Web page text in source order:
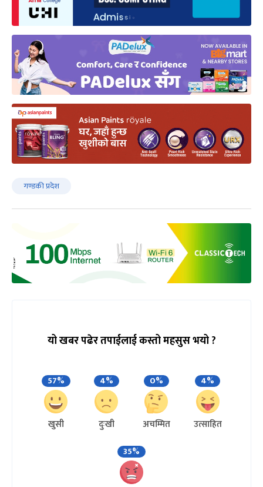
गण्डकी प्रदेश
यो खबर पढेर तपाईलाई कस्तो महसुस भयो ?
57%
खुसी
4%
दुःखी
0%
अचम्मित
4%
उत्साहित
35%